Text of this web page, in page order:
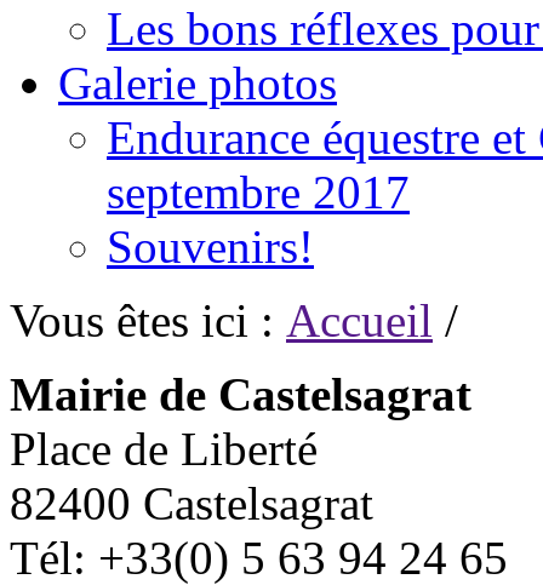
Les bons réflexes
Galerie photos
Endurance équestre
septembre 2017
Souvenirs!
Vous êtes ici : Accueil /
Mairie de Castelsagrat
Place de Liberté
82400 Castelsagrat
Tél: +33(0) 5 63 94 24 65